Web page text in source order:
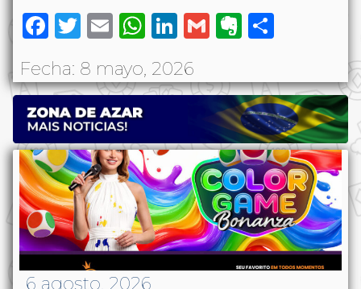
Facebook
Twitter
EmailWhatsApp
LinkedIn
GmailEvernote
Fecha: 8 mayo, 2026
6 agosto, 2026